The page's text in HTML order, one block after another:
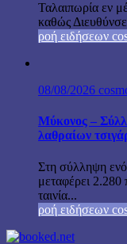
Ταλαιπωρία εν
καθώς
ροή ειδήσεων
08/08/2026
Μύκονος –
λαθραίων
Στη σύλληψη
μεταφέρει 2.280
ταινία...
ροή ειδήσεων